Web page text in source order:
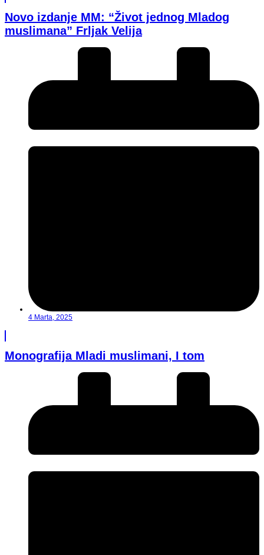
Novo izdanje MM: “Život jednog Mladog
muslimana” Frljak Velija
4 Marta, 2025
Monografija Mladi muslimani, I tom